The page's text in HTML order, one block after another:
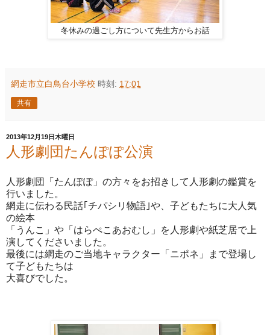
冬休みの過ごし方について先生方からお話
網走市立白鳥台小学校 時刻: 17:01
共有
2013年12月19日木曜日
人形劇団たんぽぽ公演
人形劇団「たんぽぽ」の方々をお招きして人形劇の鑑賞を
行いました。
網走に伝わる民話｢チパシリ物語｣や、子どもたちに大人気
の絵本
「うんこ」や「はらぺこあおむし」を人形劇や紙芝居で上
演してくださいました。
最後には網走のご当地キャラクター「ニポネ」まで登場し
て子どもたちは
大喜びでした。